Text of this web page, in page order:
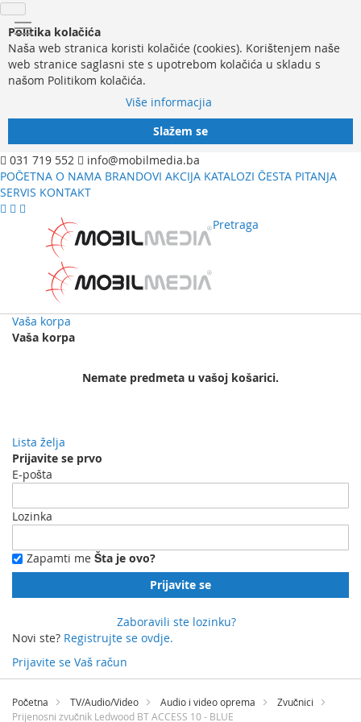
Politika kolačića
Naša web stranica koristi kolačiće (cookies). Korištenjem naše
web stranice saglasni ste s upotrebom kolačića u skladu s
našom Politikom kolačića.
Više informacjia
Slažem se
031 719 552
info@mobilmedia.ba
POČETNA O NAMA BRANDOVI AKCIJA KATALOZI ČESTA PITANJA
SERVIS KONTAKT
Pretraga
Vaša korpa
Vaša korpa
Nemate predmeta u vašoj košarici.
Lista želja
Prijavite se prvo
E-pošta
Lozinka
Zapamti me Šta je ovo?
Prijavite se
Zaboravili ste lozinku?
Novi ste? Registrujte se ovdje.
Prijavite se Vaš račun
Preskočite
sadržaj
Početna TV/Audio/Video Audio i video oprema
Zvučnici
Prijenosni zvučnik Ledwood BT ACCESS 10 - BLUE